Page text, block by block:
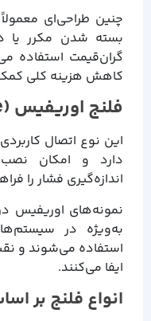
چنین طراحی‌ای
بسته شدن مکرر یا
گران‌قیمت استفاده
کاهش هزینه کلی
فلنج اوریفیس (Orifice Flange)
این نوع اتصال
دارد و امکان
اندازه‌گیری فشار را
نمونه‌های اوریفیس
به‌ویژه در
استفاده می‌شوند و
ایفا می‌کنند.
انواع فلنج بر